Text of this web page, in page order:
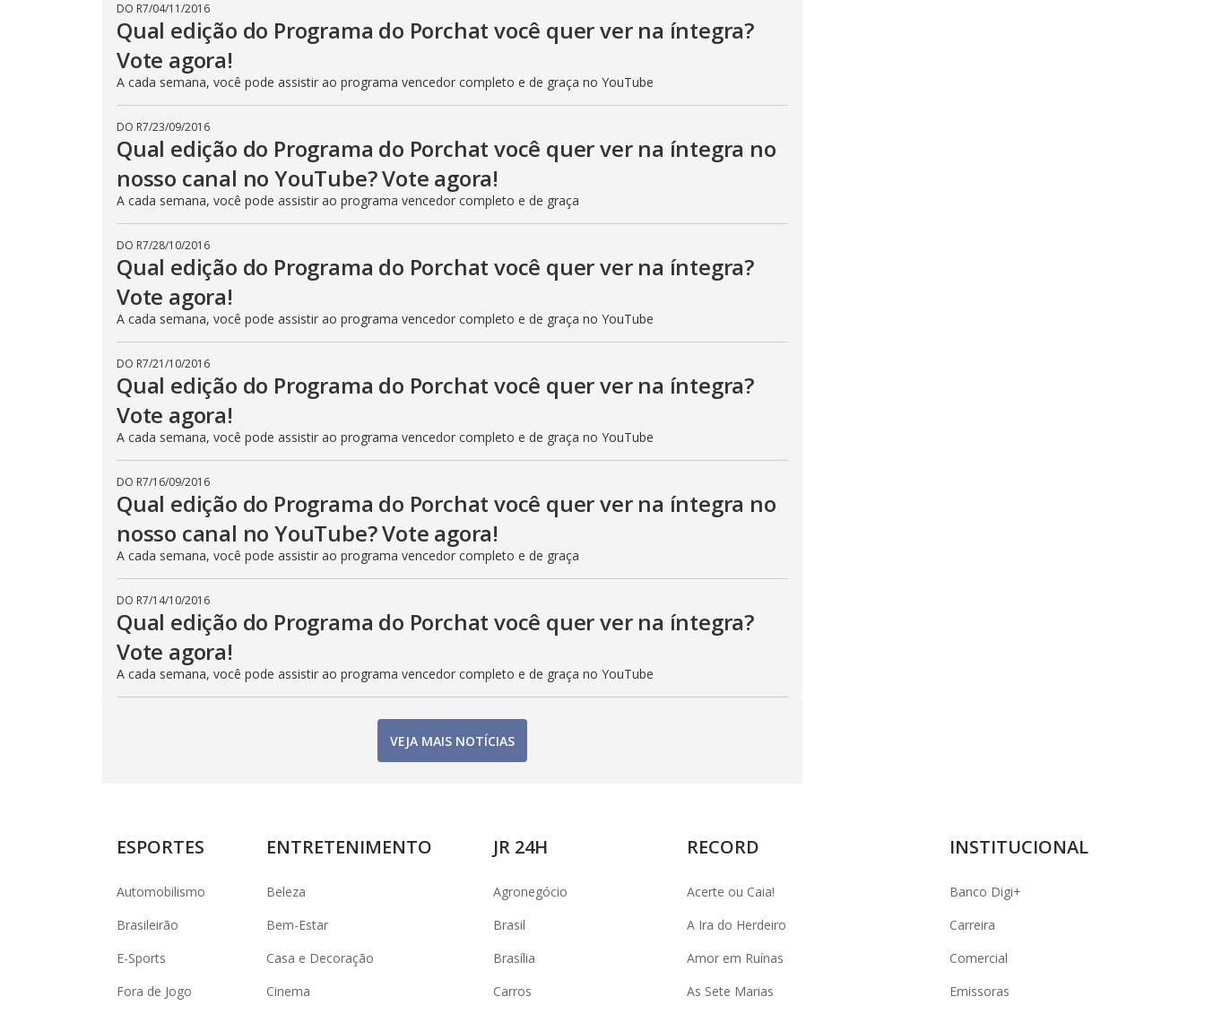
DO R7/04/11/2016
Qual edição do Programa do Porchat você quer ver na íntegra?
Vote agora!
A cada semana, você pode assistir ao programa vencedor completo e de graça no YouTube
DO R7/23/09/2016
Qual edição do Programa do Porchat você quer ver na íntegra no
nosso canal no YouTube? Vote agora!
A cada semana, você pode assistir ao programa vencedor completo e de graça
DO R7/28/10/2016
Qual edição do Programa do Porchat você quer ver na íntegra?
Vote agora!
A cada semana, você pode assistir ao programa vencedor completo e de graça no YouTube
DO R7/21/10/2016
Qual edição do Programa do Porchat você quer ver na íntegra?
Vote agora!
A cada semana, você pode assistir ao programa vencedor completo e de graça no YouTube
DO R7/16/09/2016
Qual edição do Programa do Porchat você quer ver na íntegra no
nosso canal no YouTube? Vote agora!
A cada semana, você pode assistir ao programa vencedor completo e de graça
DO R7/14/10/2016
Qual edição do Programa do Porchat você quer ver na íntegra?
Vote agora!
A cada semana, você pode assistir ao programa vencedor completo e de graça no YouTube
VEJA MAIS NOTÍCIAS
ESPORTES
Automobilismo
Brasileirão
E-Sports
Fora de Jogo
ENTRETENIMENTO
Beleza
Bem-Estar
Casa e Decoração
Cinema
JR 24H
Agronegócio
Brasil
Brasília
Carros
RECORD
Acerte ou Caia!
A Ira do Herdeiro
Amor em Ruínas
As Sete Marias
INSTITUCIONAL
Banco Digi+
Carreira
Comercial
Emissoras